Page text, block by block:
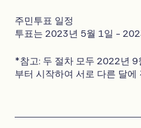
주민투표 일정
투표는 2023년 5월 1일 -
*참고: 두 절차 모두 2022년
부터 시작하여 서로 다른 달에